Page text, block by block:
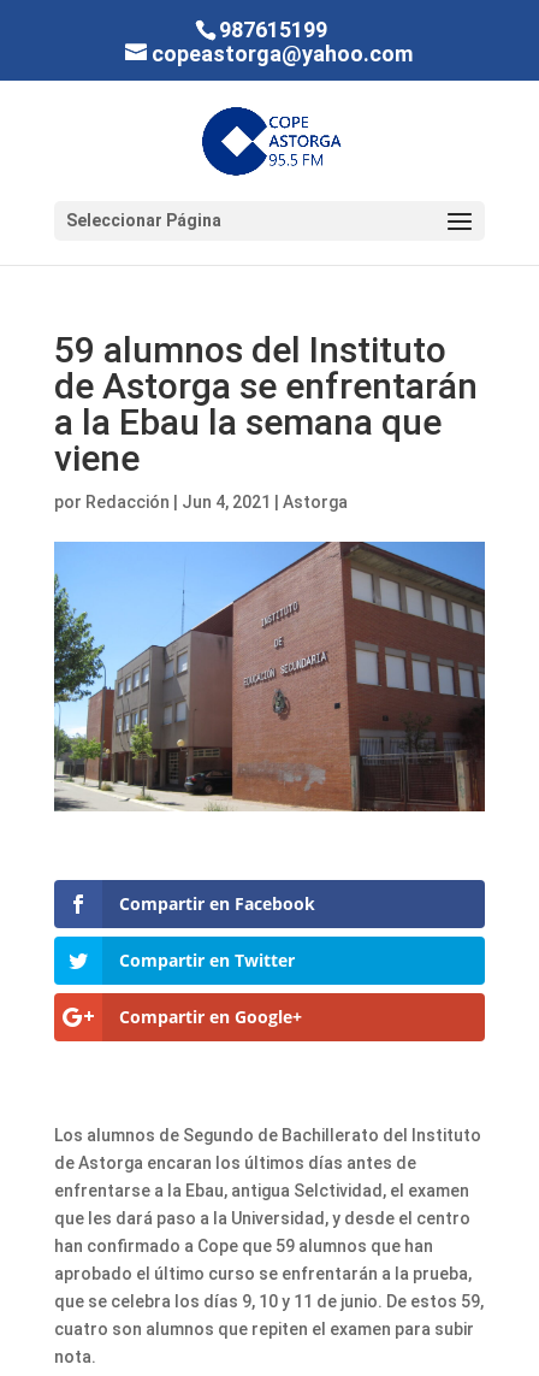
987615199
copeastorga@yahoo.com
Seleccionar Página
59 alumnos del Instituto
de Astorga se enfrentarán
a la Ebau la semana que
viene
por Redacción Jun 4, 2021 Astorga
Compartir en Facebook
Compartir en Twitter
Compartir en Google+
Los alumnos de Segundo de Bachillerato del Instituto
de Astorga encaran los últimos días antes de
enfrentarse a la Ebau, antigua Selctividad, el examen
que les dará paso a la Universidad, y desde el centro
han confirmado a Cope que 59 alumnos que han
aprobado el último curso se enfrentarán a la prueba,
que se celebra los días 9, 10 y 11 de junio. De estos 59,
cuatro son alumnos que repiten el examen para subir
nota.